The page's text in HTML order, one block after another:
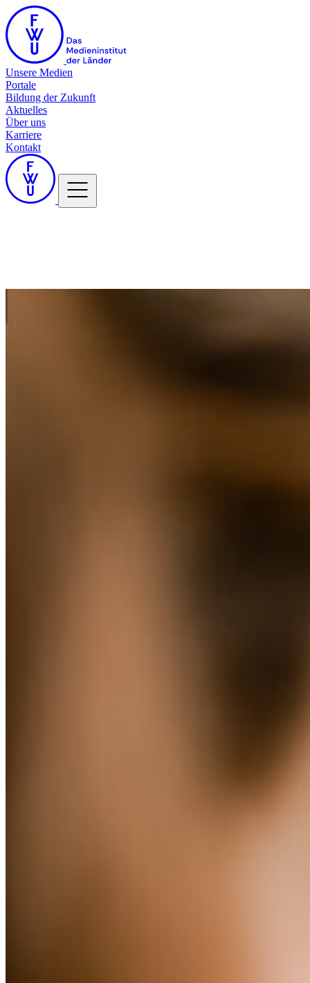
Unsere Medien
Portale
Bildung der Zukunft
Aktuelles
Über uns
Karriere
Kontakt